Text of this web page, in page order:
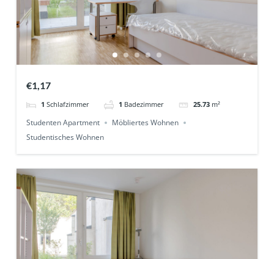
€1,17
1 Schlafzimmer 1 Badezimmer 25.73 m²
Studenten Apartment
Möbliertes Wohnen
Studentisches Wohnen